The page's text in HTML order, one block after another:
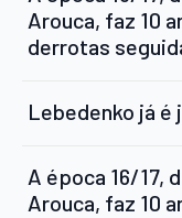
Arouca, faz 10
derrotas
Lebedenko já é
A época 16/17,
Arouca, faz 10